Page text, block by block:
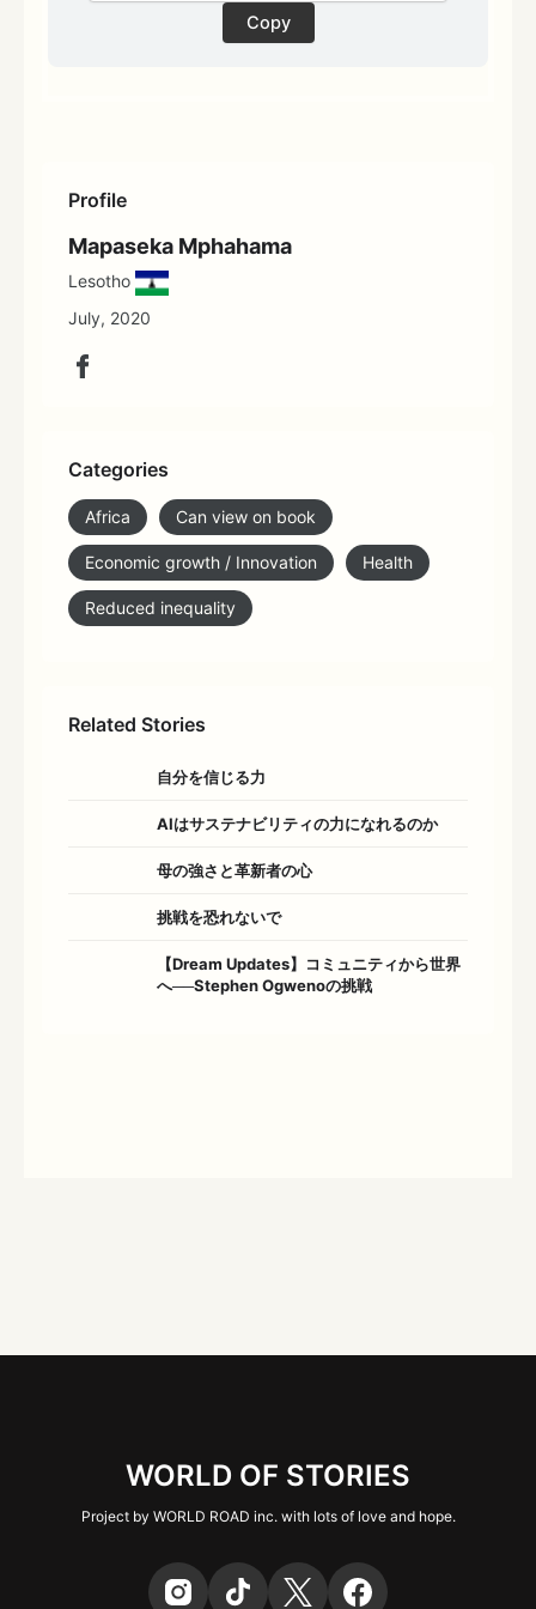
Profile
Mapaseka Mphahama
Lesotho
July, 2020
Categories
Africa Can view on book
Economic growth / Innovation Health
Reduced inequality
Related Stories
自分を信じる力
AIはサステナビリティの力になれるのか
母の強さと革新者の心
挑戦を恐れないで
【Dream Updates】コミュニティから世界
へ──Stephen Ogwenoの挑戦
Copy
WORLD OF STORIES
Project by WORLD ROAD inc. with lots of love and hope.